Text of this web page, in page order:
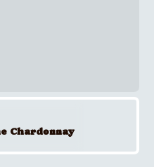
Chardonnay